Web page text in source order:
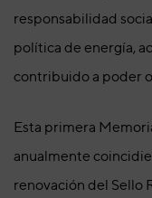
responsabilidad
política de energía,
contribuido a poder
Esta primera
anualmente
renovación del Sello